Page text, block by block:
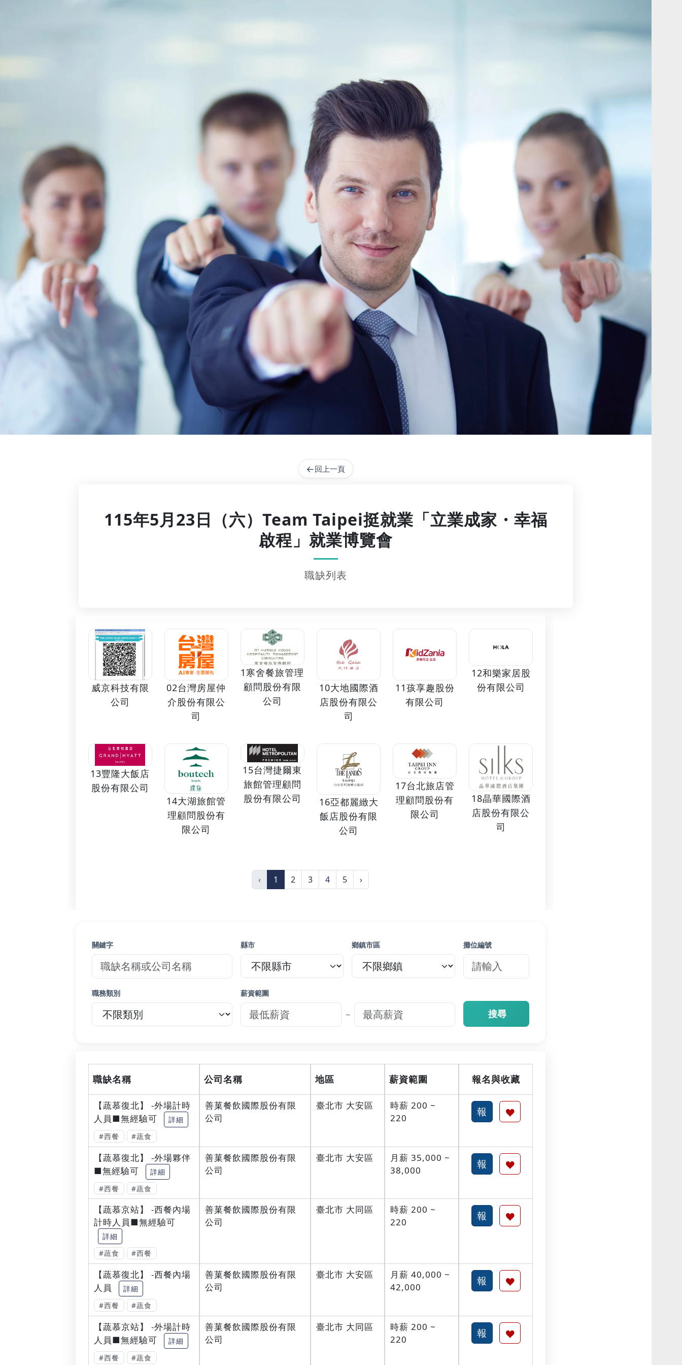
←回上一頁
115年5月23日（六）Team Taipei挺就業「立業成家・幸福
啟程」就業博覽會
職缺列表
威京科技有限
公司
02台灣房屋仲
介股份有限公
司
1寒舍餐旅管理
顧問股份有限
公司
10大地國際酒
店股份有限公
司
11孩享趣股份
有限公司
12和樂家居股
份有限公司
13豐隆大飯店
股份有限公司
14大湖旅館管
理顧問股份有
限公司
15台灣捷爾東
旅館管理顧問
股份有限公司
16亞都麗緻大
飯店股份有限
公司
17台北旅店管
理顧問股份有
限公司
18晶華國際酒
店股份有限公
司
‹ 1 2 3 4 5 ›
關鍵字 縣市 鄉鎮市區 攤位編號
職務類別 薪資範圍
~ 搜尋
職缺名稱 公司名稱 地區 薪資範圍 報名與收藏
【蔬慕復北】 -外場計時
人員■無經驗可
詳細
#西餐
#蔬食
善菓餐飲國際股份有限
公司
臺北市 大安區
時薪 200 ~
220
【蔬慕復北】 -外場夥伴
■無經驗可
詳細
#西餐
#蔬食
善菓餐飲國際股份有限
公司
臺北市 大安區
月薪 35,000 ~
38,000
【蔬慕京站】 -西餐內場
計時人員■無經驗可
詳細
#蔬食
#西餐
善菓餐飲國際股份有限
公司
臺北市 大同區
時薪 200 ~
220
【蔬慕復北】 -西餐內場
人員
詳細
#西餐
#蔬食
善菓餐飲國際股份有限
公司
臺北市 大安區
月薪 40,000 ~
42,000
【蔬慕京站】 -外場計時
人員■無經驗可
詳細
#西餐
#蔬食
善菓餐飲國際股份有限
公司
臺北市 大同區
時薪 200 ~
220